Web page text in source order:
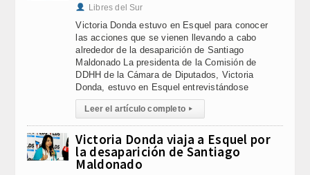
Libres del Sur
Victoria Donda estuvo en Esquel para conocer
las acciones que se vienen llevando a cabo
alrededor de la desaparición de Santiago
Maldonado La presidenta de la Comisión de
DDHH de la Cámara de Diputados, Victoria
Donda, estuvo en Esquel entrevistándose
Leer el artículo completo ▸
Victoria Donda viaja a Esquel por
la desaparición de Santiago
Maldonado